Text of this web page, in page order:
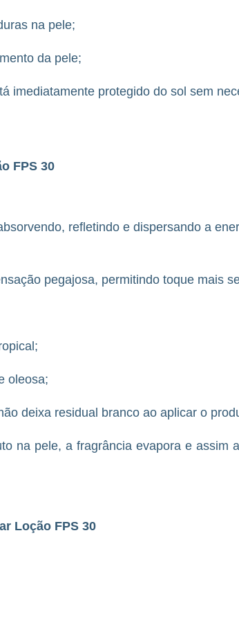
na pele;
da pele;
imediatamente protegido do sol sem
FPS 30
refletindo e dispersando a
pegajosa, permitindo toque mais
oleosa;
deixa residual branco ao aplicar o
na pele, a fragrância evapora e assim
Loção FPS 30